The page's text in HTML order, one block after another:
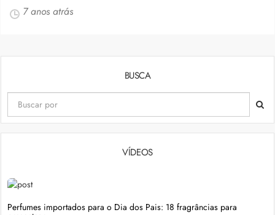
7 anos atrás
BUSCA
VÍDEOS
Perfumes importados para o Dia dos Pais: 18 fragrâncias para